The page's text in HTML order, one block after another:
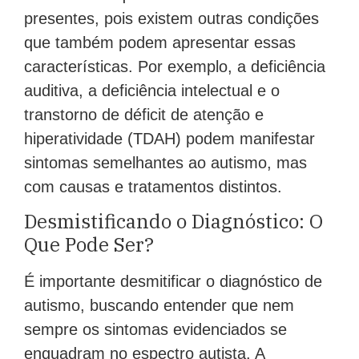
presentes, pois existem outras condições
que também podem apresentar essas
características. Por exemplo, a deficiência
auditiva, a deficiência intelectual e o
transtorno de déficit de atenção e
hiperatividade (TDAH) podem manifestar
sintomas semelhantes ao autismo, mas
com causas e tratamentos distintos.
Desmistificando o Diagnóstico: O
Que Pode Ser?
É importante desmitificar o diagnóstico de
autismo, buscando entender que nem
sempre os sintomas evidenciados se
enquadram no espectro autista. A